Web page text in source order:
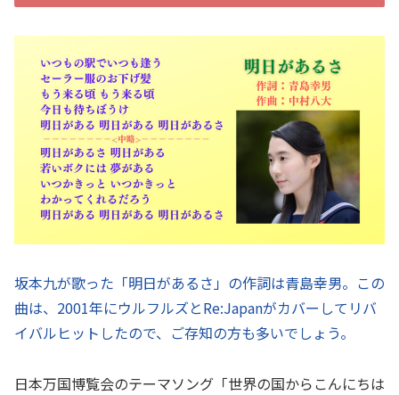
坂本九が歌った「明日があるさ」の作詞は青島幸男。この
曲は、2001年にウルフルズとRe:Japanがカバーしてリバ
イバルヒットしたので、ご存知の方も多いでしょう。
日本万国博覧会のテーマソング「世界の国からこんにちは